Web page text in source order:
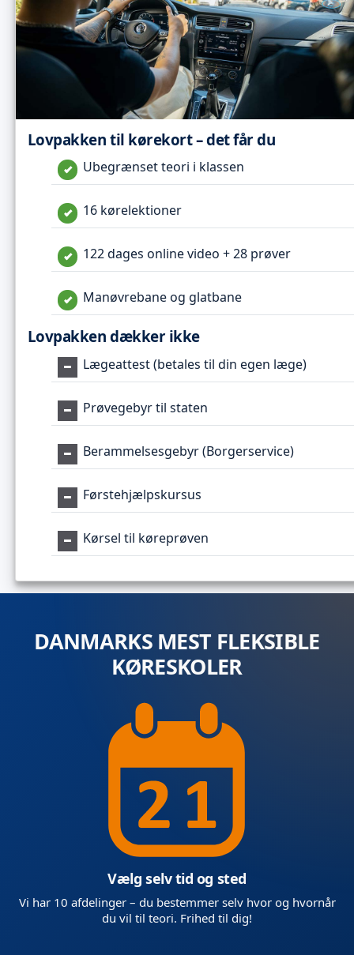
Lovpakken til kørekort – det får du
Ubegrænset teori i klassen
16 kørelektioner
122 dages online video + 28 prøver
Manøvrebane og glatbane
Lovpakken dækker ikke
Lægeattest (betales til din egen læge)
Prøvegebyr til staten
Berammelsesgebyr (Borgerservice)
Førstehjælpskursus
Kørsel til køreprøven
DANMARKS MEST FLEKSIBLE
KØRESKOLER
Vælg selv tid og sted
Vi har 10 afdelinger – du bestemmer selv hvor og hvornår
du vil til teori. Frihed til dig!